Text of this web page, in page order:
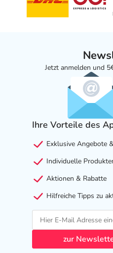
Jetzt anmelden und
Ihre Vorteile des
Exklusive Angebote
Individuelle
Aktionen & Rabatte
Hilfreiche Tipps zu
zur